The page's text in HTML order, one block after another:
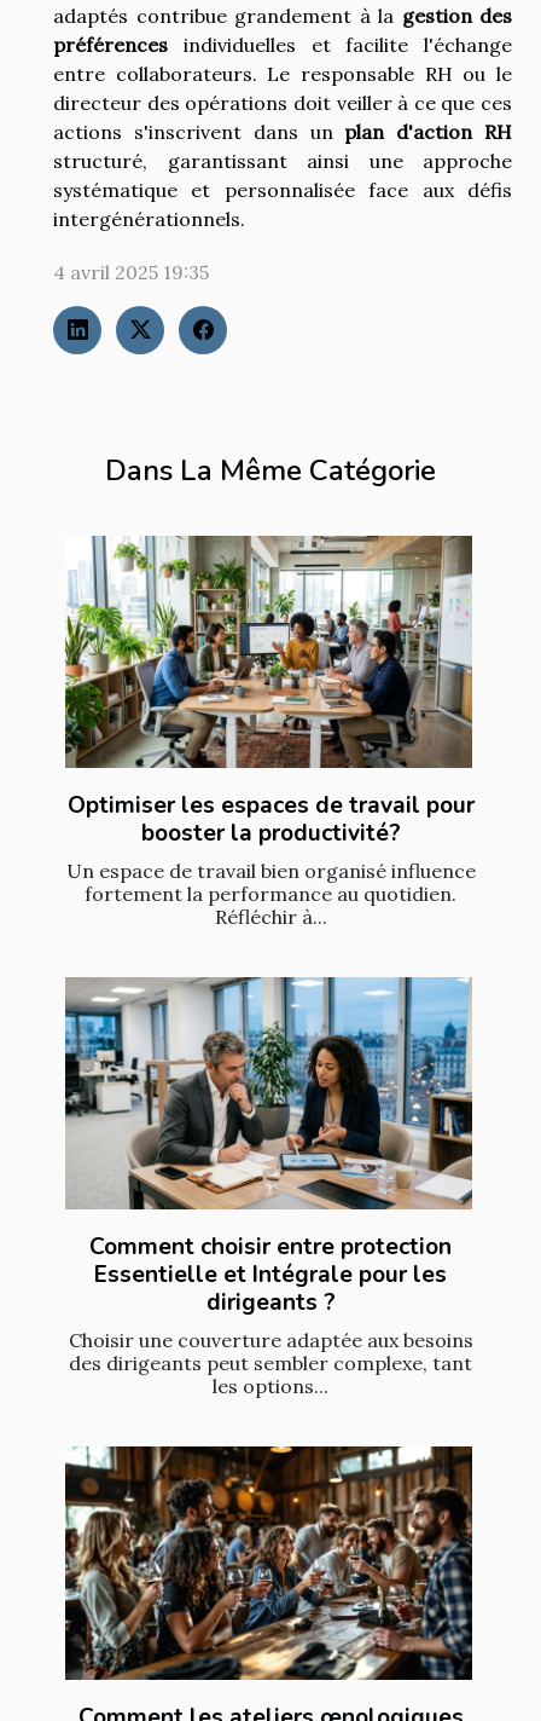
Dans La Même Catégorie
Optimiser les espaces de travail pour
booster la productivité?
Un espace de travail bien organisé influence
fortement la performance au quotidien.
Réfléchir à...
Comment choisir entre protection
Essentielle et Intégrale pour les
dirigeants ?
Choisir une couverture adaptée aux besoins
des dirigeants peut sembler complexe, tant
les options...
adaptés contribue grandement à la gestion des
préférences individuelles et facilite l'échange
entre collaborateurs. Le responsable RH ou le
directeur des opérations doit veiller à ce que ces
actions s'inscrivent dans un plan d'action RH
structuré, garantissant ainsi une approche
systématique et personnalisée face aux défis
intergénérationnels.
4 avril 2025 19:35